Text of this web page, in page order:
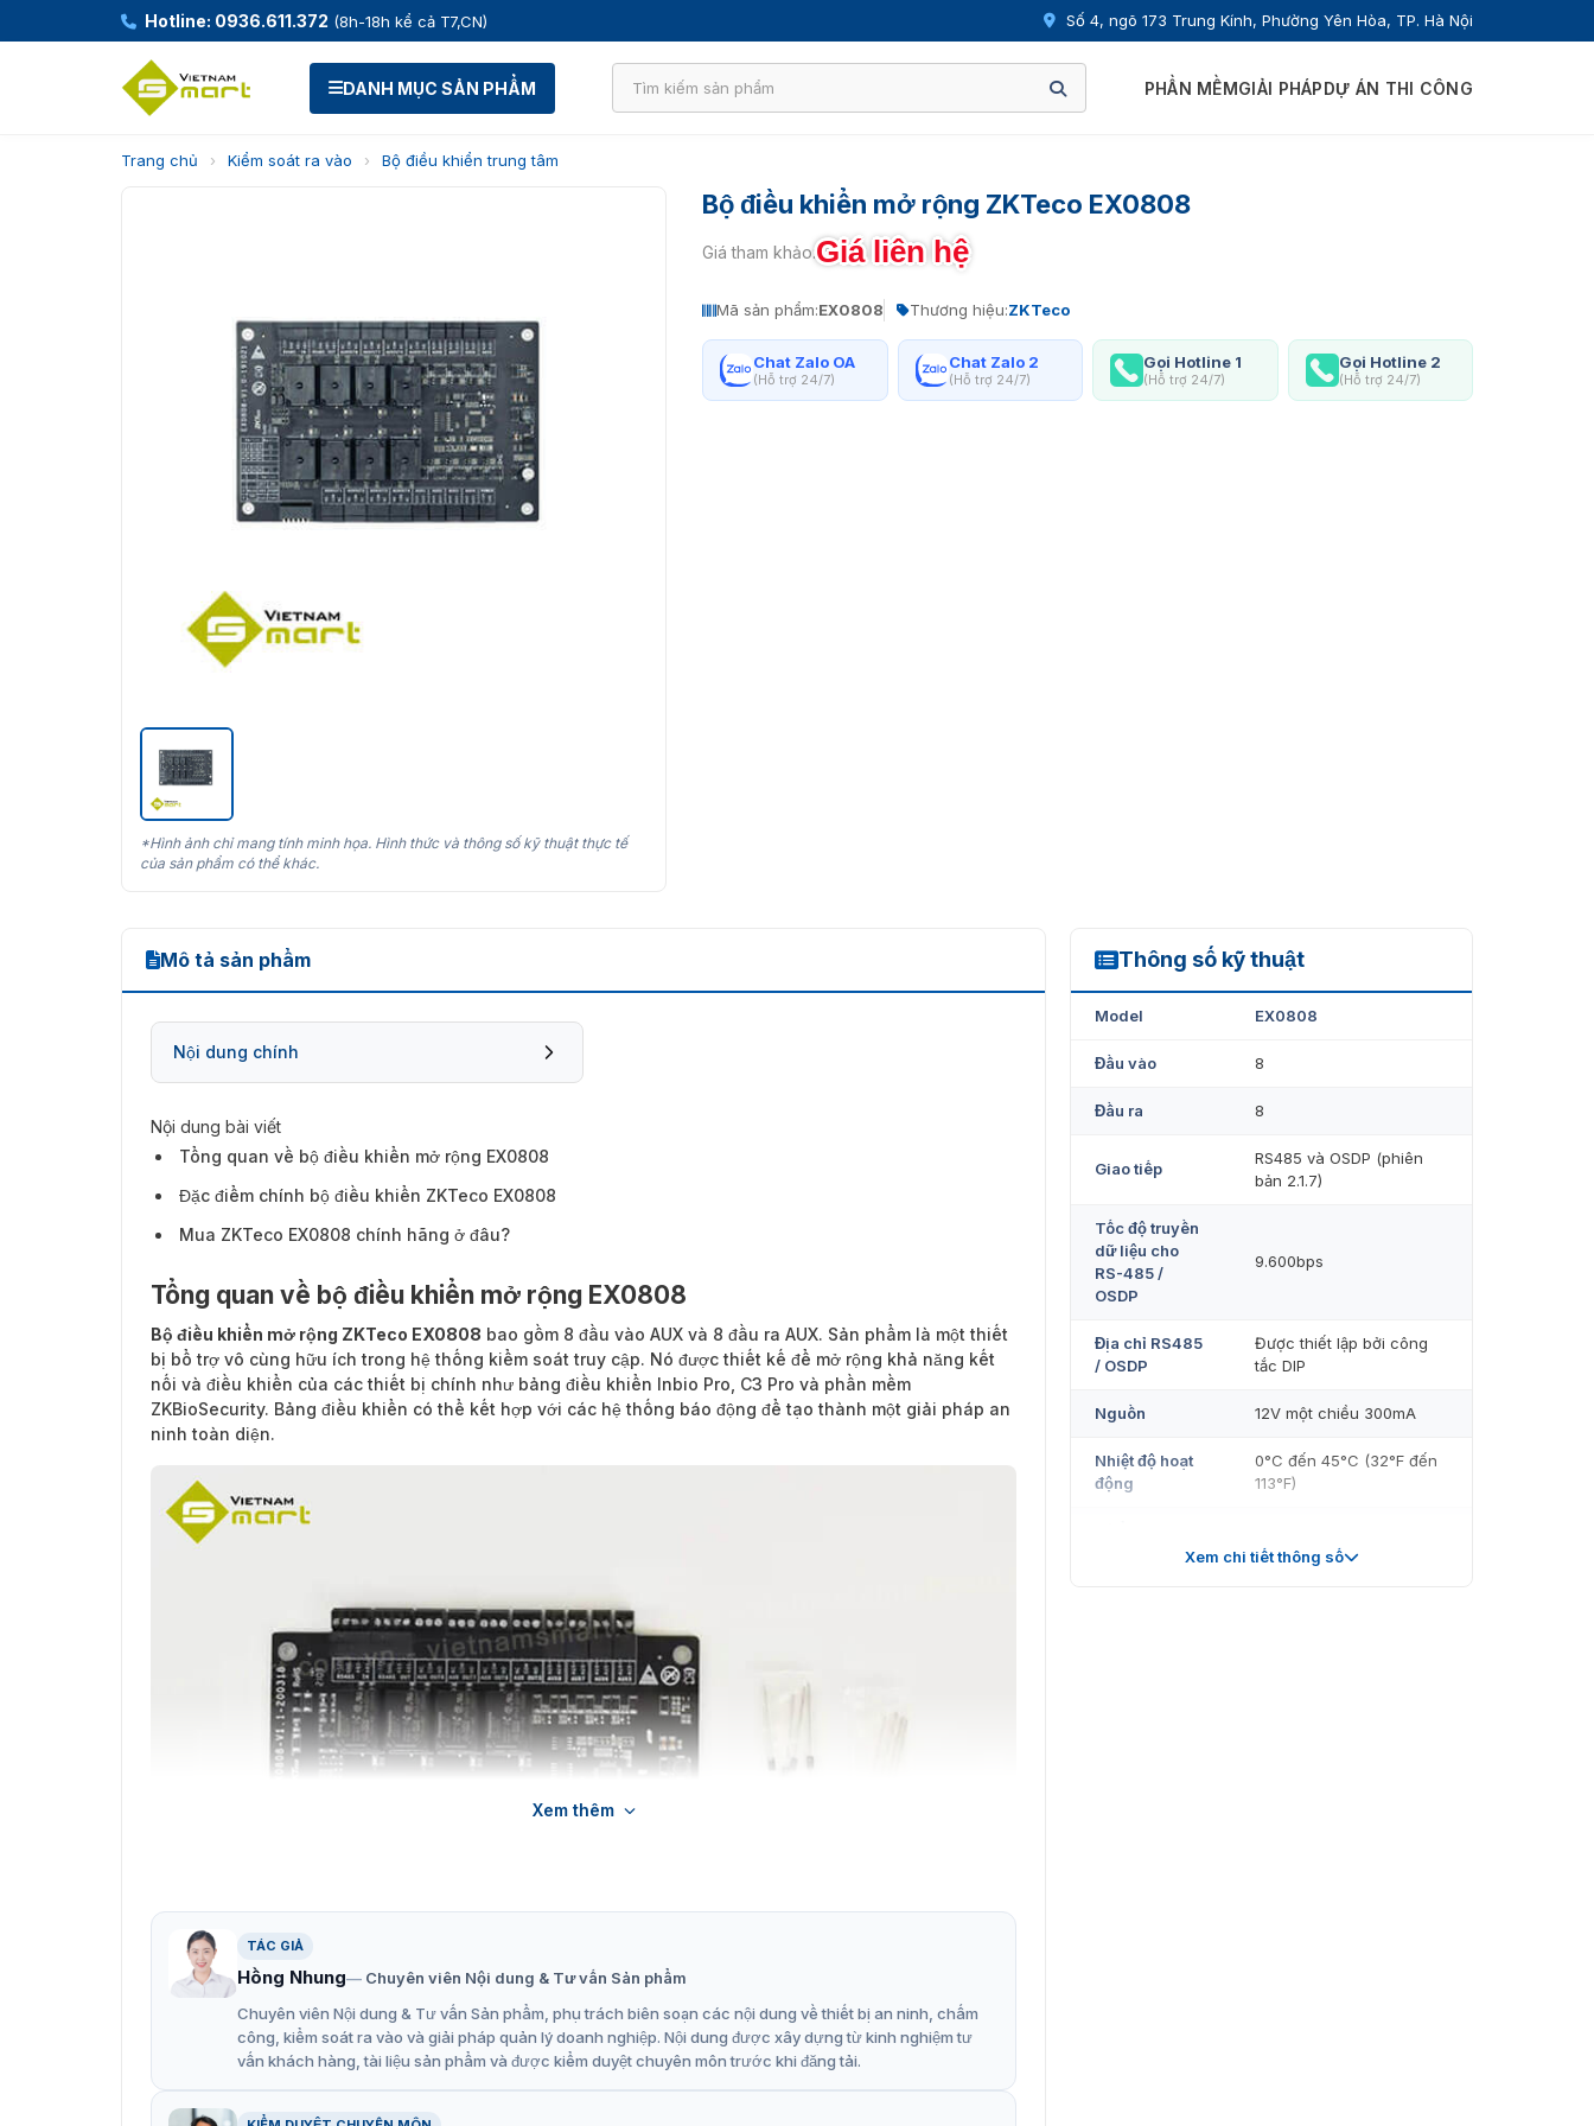
Hotline: 0936.611.372 (8h-18h kể cả T7,CN) Số 4, ngõ 173 Trung Kính, Phường Yên Hòa, TP. Hà Nội
DANH MỤC SẢN PHẨM PHẦN MỀMGIẢI PHÁPDỰ ÁN THI CÔNG
Trang chủ › Kiểm soát ra vào › Bộ điều khiển trung tâm
*Hình ảnh chỉ mang tính minh họa. Hình thức và thông số kỹ thuật thực tế
của sản phẩm có thể khác.
Bộ điều khiển mở rộng ZKTeco EX0808
Giá tham khảo:Giá liên hệ
Mã sản phẩm:EX0808 Thương hiệu:ZKTeco
Chat Zalo OA
(Hỗ trợ 24/7)
Chat Zalo 2
(Hỗ trợ 24/7)
Gọi Hotline 1
(Hỗ trợ 24/7)
Gọi Hotline 2
(Hỗ trợ 24/7)
Mô tả sản phẩm
Nội dung chính
Nội dung bài viết
Tổng quan về bộ điều khiển mở rộng EX0808
Đặc điểm chính bộ điều khiển ZKTeco EX0808
Mua ZKTeco EX0808 chính hãng ở đâu?
Tổng quan về bộ điều khiển mở rộng EX0808
Bộ điều khiển mở rộng ZKTeco EX0808 bao gồm 8 đầu vào AUX và 8 đầu ra AUX. Sản phẩm là một thiết
bị bổ trợ vô cùng hữu ích trong hệ thống kiểm soát truy cập. Nó được thiết kế để mở rộng khả năng kết
nối và điều khiển của các thiết bị chính như bảng điều khiển Inbio Pro, C3 Pro và phần mềm
ZKBioSecurity. Bảng điều khiển có thể kết hợp với các hệ thống báo động để tạo thành một giải pháp an
ninh toàn diện.
Bộ điều khiển mở rộng ZKTeco EX0808
Đặc điểm chính bộ điều khiển ZKTeco EX0808
Xem thêm
TÁC GIẢ
Hồng Nhung
Chuyên viên Nội dung & Tư vấn Sản phẩm
Chuyên viên Nội dung & Tư vấn Sản phẩm, phụ trách biên soạn các nội dung về thiết bị an ninh, chấm
công, kiểm soát ra vào và giải pháp quản lý doanh nghiệp. Nội dung được xây dựng từ kinh nghiệm tư
vấn khách hàng, tài liệu sản phẩm và được kiểm duyệt chuyên môn trước khi đăng tải.
Thông số kỹ thuật
EX0808
Model EX0808
Đầu vào 8
Đầu ra 8
Giao tiếp
RS485 và OSDP (phiên
bản 2.1.7)
Tốc độ truyền
dữ liệu cho
RS-485 /
OSDP
9.600bps
Địa chỉ RS485
/ OSDP
Được thiết lập bởi công
tắc DIP
Nguồn 12V một chiều 300mA
Nhiệt độ hoạt
động
0°C đến 45°C (32°F đến
113°F)
Xem chi tiết thông số